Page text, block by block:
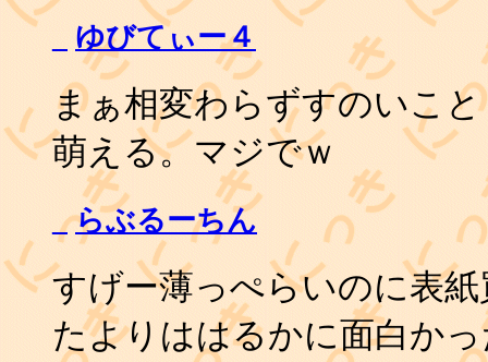
ゆびてぃー４
まぁ相変わらずすのいこ
萌える。マジでｗ
_ らぶるーちん
すげー薄っぺらいのに表
たよりははるかに面白か